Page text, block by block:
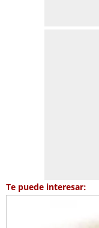
Te puede interesar: